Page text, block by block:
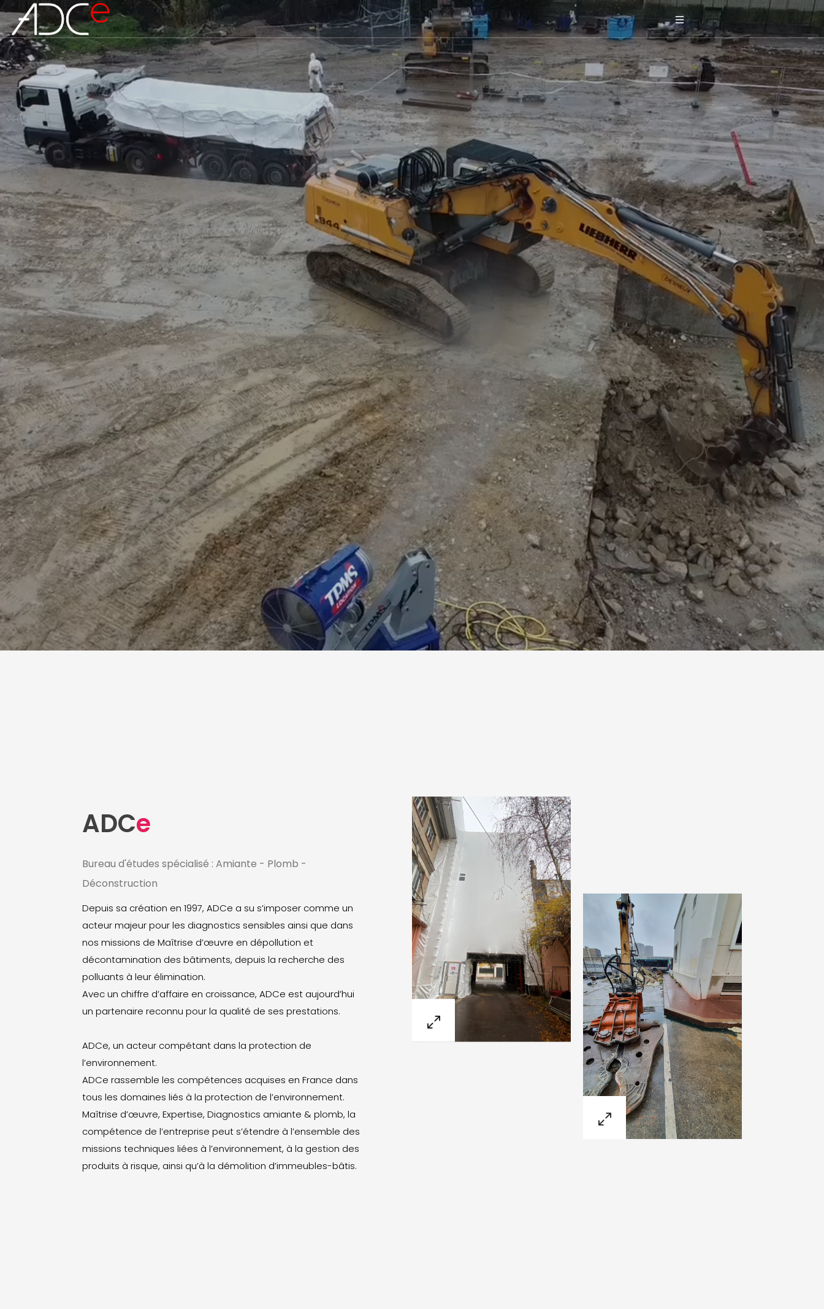
ADCe
Bureau d'études spécialisé : Amiante - Plomb -
Déconstruction
Depuis sa création en 1997, ADCe a su s’imposer comme un
acteur majeur pour les diagnostics sensibles ainsi que dans
nos missions de Maîtrise d’œuvre en dépollution et
décontamination des bâtiments, depuis la recherche des
polluants à leur élimination.
Avec un chiffre d’affaire en croissance, ADCe est aujourd’hui
un partenaire reconnu pour la qualité de ses prestations.
ADCe, un acteur compétant dans la protection de
l’environnement.
ADCe rassemble les compétences acquises en France dans
tous les domaines liés à la protection de l’environnement.
Maîtrise d’œuvre, Expertise, Diagnostics amiante & plomb, la
compétence de l’entreprise peut s’étendre à l’ensemble des
missions techniques liées à l’environnement, à la gestion des
produits à risque, ainsi qu’à la démolition d’immeubles-bâtis.